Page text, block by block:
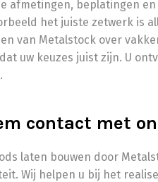
afmetingen, beplatingen
het juiste zetwerk is
van Metalstock over
uw keuzes juist zijn. U
contact met
laten bouwen door
Wij helpen u bij het